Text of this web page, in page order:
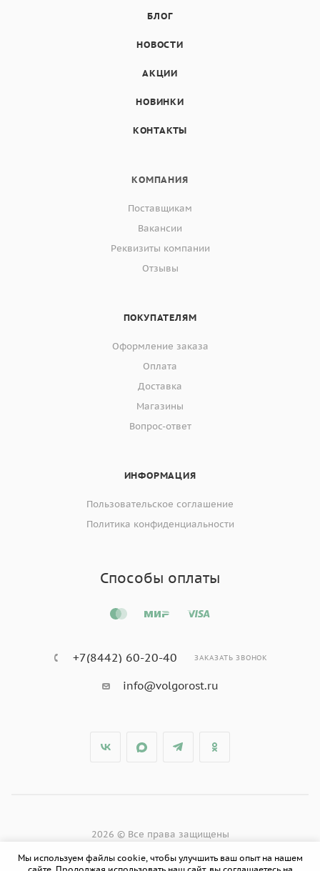
БЛОГ
НОВОСТИ
АКЦИИ
НОВИНКИ
КОНТАКТЫ
КОМПАНИЯ
Поставщикам
Вакансии
Реквизиты компании
Отзывы
ПОКУПАТЕЛЯМ
Оформление заказа
Оплата
Доставка
Магазины
Вопрос-ответ
ИНФОРМАЦИЯ
Пользовательское соглашение
Политика конфиденциальности
Способы оплаты
+7(8442) 60-20-40 ЗАКАЗАТЬ ЗВОНОК
info@volgorost.ru
2026 © Все права защищены
Мы используем файлы cookie, чтобы улучшить ваш опыт на нашем